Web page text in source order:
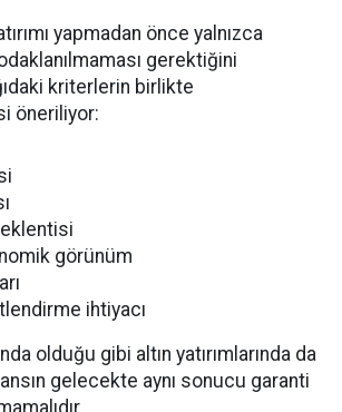
yapmadan önce yalnızca
gerektiğini
kriterlerin birlikte
öneriliyor:
görünüm
ihtiyacı
olduğu gibi altın yatırımlarında da
gelecekte aynı sonucu garanti